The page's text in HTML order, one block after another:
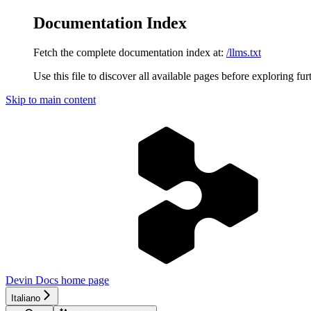
Documentation Index
Fetch the complete documentation index at: /llms.txt
Use this file to discover all available pages before exploring
Skip to main content
Devin Docs home page
Italiano